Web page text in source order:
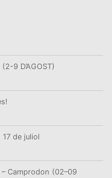
(2-9 D’AGOST)
de juliol
Camprodon (02–09